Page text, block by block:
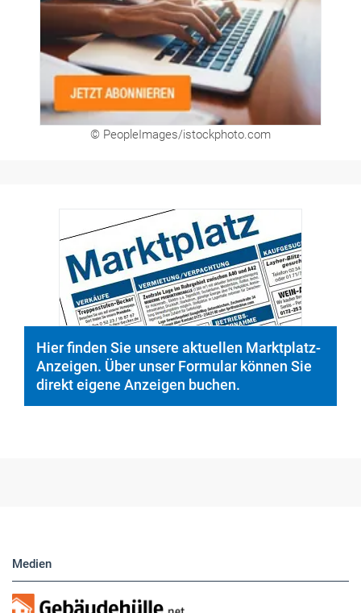
© PeopleImages/istockphoto.com
Hier finden Sie unsere aktuellen Marktplatz-
Anzeigen. Über unser Formular können Sie
direkt eigene Anzeigen buchen.
Medien